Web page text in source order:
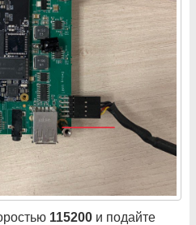
115200 и подайте